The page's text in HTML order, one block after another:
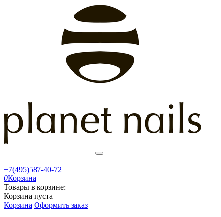
+7(495)587-40-72
0Корзина
Товары в корзине:
Корзина пуста
Корзина Оформить заказ